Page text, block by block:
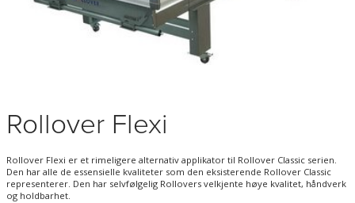
Rollover Flexi
Rollover Flexi er et rimeligere alternativ applikator til Rollover Classic serien.
Den har alle de essensielle kvaliteter som den eksisterende Rollover Classic
representerer. Den har selvfølgelig Rollovers velkjente høye kvalitet, håndverk
og holdbarhet.